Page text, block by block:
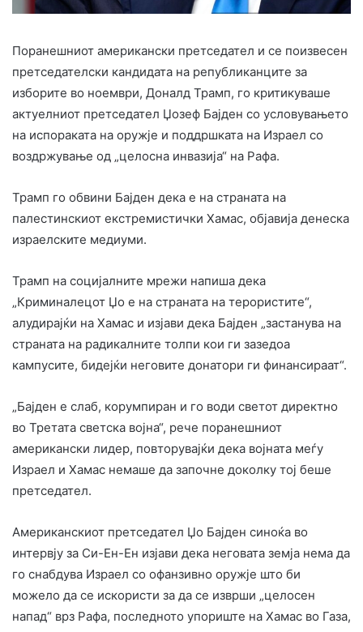
Поранешниот американски претседател и се поизвесен
претседателски кандидата на републиканците за
изборите во ноември, Доналд Трамп, го критикуваше
актуелниот претседател Џозеф Бајден со условувањето
на испораката на оружје и поддршката на Израел со
воздржување од „целосна инвазија“ на Рафа.
Трамп го обвини Бајден дека е на страната на
палестинскиот екстремистички Хамас, објавија денеска
израелските медиуми.
Трамп на социјалните мрежи напиша дека
„Криминалецот Џо е на страната на терористите“,
алудирајќи на Хамас и изјави дека Бајден „застанува на
страната на радикалните толпи кои ги зазедоа
кампусите, бидејќи неговите донатори ги финансираат“.
„Бајден е слаб, корумпиран и го води светот директно
во Третата светска војна“, рече поранешниот
американски лидер, повторувајќи дека војната меѓу
Израел и Хамас немаше да започне доколку тој беше
претседател.
Американскиот претседател Џо Бајден синоќа во
интервју за Си-Ен-Ен изјави дека неговата земја нема да
го снабдува Израел со офанзивно оружје што би
можело да се искористи за да се изврши „целосен
напад“ врз Рафа, последното упориште на Хамас во Газа,